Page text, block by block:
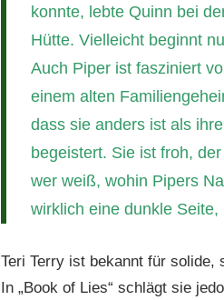
konnte, lebte Quinn bei
Hütte. Vielleicht beginnt
Auch Piper ist fasziniert
einem alten
dass sie anders ist als
begeistert. Sie ist froh,
wer weiß, wohin Pipers
wirklich eine dunkle
Teri Terry ist bekannt für solide,
In „Book of Lies“ schlägt sie